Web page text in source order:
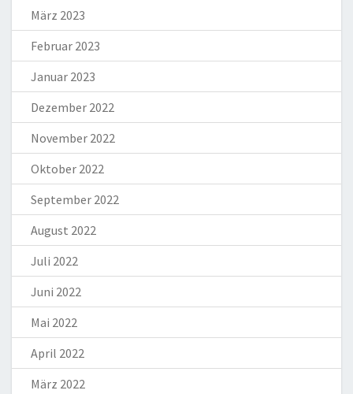
März 2023
Februar 2023
Januar 2023
Dezember 2022
November 2022
Oktober 2022
September 2022
August 2022
Juli 2022
Juni 2022
Mai 2022
April 2022
März 2022